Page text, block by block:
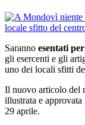
Saranno esentati
gli esercenti e gli
uno dei locali sfitti
Il nuovo articolo del
illustrata e
29 aprile.